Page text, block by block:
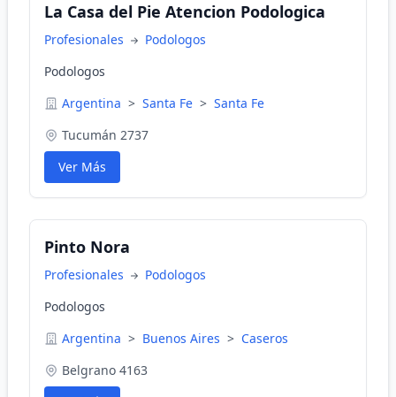
La Casa del Pie Atencion Podologica
Profesionales
Podologos
Podologos
Argentina > Santa Fe > Santa Fe
Tucumán 2737
Ver Más
Pinto Nora
Profesionales
Podologos
Podologos
Argentina > Buenos Aires > Caseros
Belgrano 4163